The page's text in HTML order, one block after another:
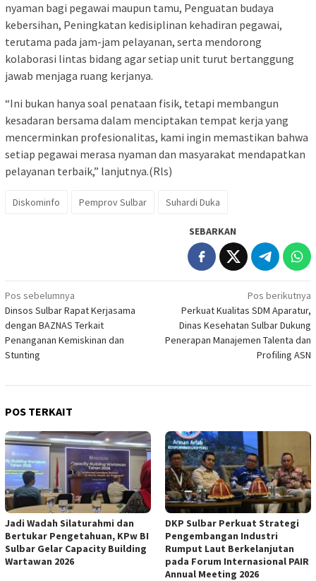
nyaman bagi pegawai maupun tamu, Penguatan budaya
kebersihan, Peningkatan kedisiplinan kehadiran pegawai,
terutama pada jam-jam pelayanan, serta mendorong
kolaborasi lintas bidang agar setiap unit turut bertanggung
jawab menjaga ruang kerjanya.
“Ini bukan hanya soal penataan fisik, tetapi membangun
kesadaran bersama dalam menciptakan tempat kerja yang
mencerminkan profesionalitas, kami ingin memastikan bahwa
setiap pegawai merasa nyaman dan masyarakat mendapatkan
pelayanan terbaik,” lanjutnya.(Rls)
Diskominfo Pemprov Sulbar Suhardi Duka
SEBARKAN
Navigasi
pos
Pos sebelumnya
Dinsos Sulbar Rapat Kerjasama
dengan BAZNAS Terkait
Penanganan Kemiskinan dan
Stunting
Pos berikutnya
Perkuat Kualitas SDM Aparatur,
Dinas Kesehatan Sulbar Dukung
Penerapan Manajemen Talenta dan
Profiling ASN
POS TERKAIT
Jadi Wadah Silaturahmi dan
Bertukar Pengetahuan, KPw BI
Sulbar Gelar Capacity Building
Wartawan 2026
DKP Sulbar Perkuat Strategi
Pengembangan Industri
Rumput Laut Berkelanjutan
pada Forum Internasional PAIR
Annual Meeting 2026